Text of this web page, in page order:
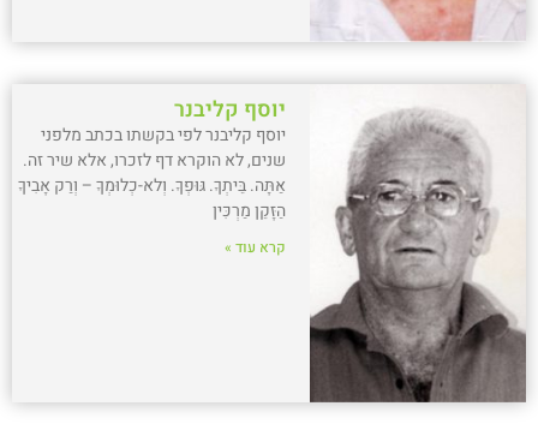
יוסף קליבנר
יוסף קליבנר לפי בקשתו בכתב מלפני
שנים, לא הוקרא דף לזכרו, אלא שיר זה.
אַתָּה. בֵּיתְךָ. גּוּפְךָ. וְלא-כְלוּמְךָ – וְרַק אָבִיךָ
הַזָּקֵן מַרְכִּין
קרא עוד »